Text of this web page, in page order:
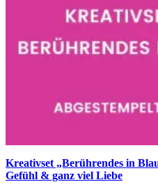
Kreativset „Berührendes in
Gefühl & ganz viel Liebe